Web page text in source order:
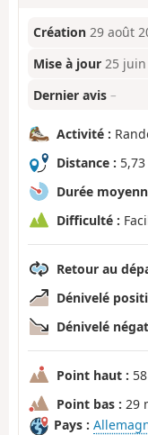
Création 29 août
Mise à jour 25 juin
Dernier avis –
Activité :
Distance :
Durée
Difficulté :
Retour au
Dénivelé
Dénivelé
Point haut :
Point bas : 29
Pays :